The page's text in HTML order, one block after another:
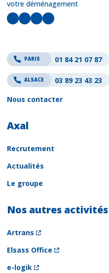
votre déménagement
LinkedIn
Facebook
Instagram
YouTube
PARIS 01 84 21 07 87
ALSACE 03 89 23 43 23
Nous contacter
Axal
Recrutement
Actualités
Le groupe
Nos autres activités
Artrans
Elsass Office
e-logik